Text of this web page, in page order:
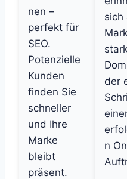
nen –
perfekt für
SEO.
Potenzielle
Kunden
finden Sie
schneller
und Ihre
Marke
bleibt
präsent.
sich
der
n